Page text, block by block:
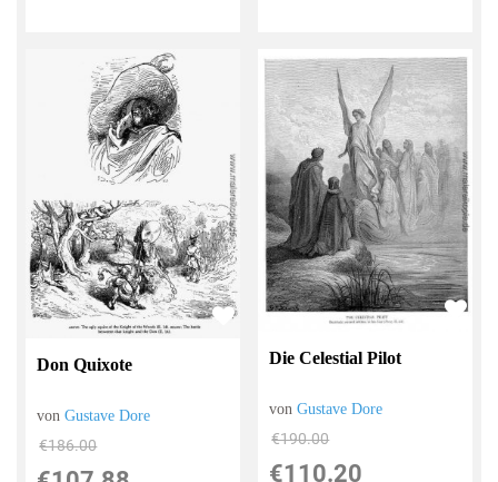
Don Quixote
vonGustave Dore
€186.00
Die Celestial Pilot
vonGustave Dore
€190.00
€110.20